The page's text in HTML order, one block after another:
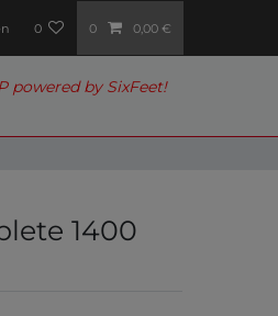
0 0 0,00 €
powered by SixFeet!
1400